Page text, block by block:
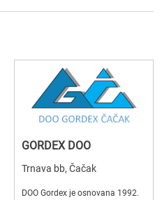
GORDEX DOO
Trnava bb, Čačak
DOO Gordex je osnovana 1992.